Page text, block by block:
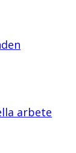
arbete